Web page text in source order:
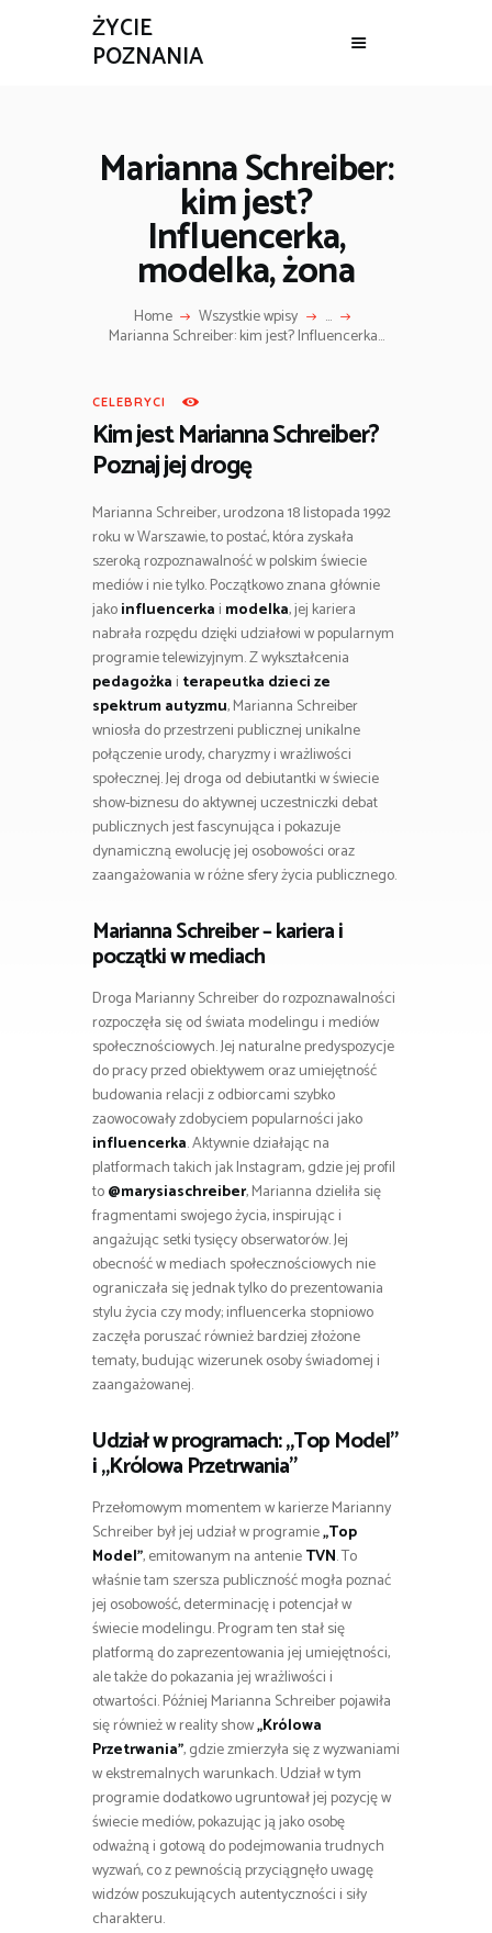
ŻYCIE
POZNANIA
Marianna Schreiber:
kim jest?
Influencerka,
modelka, żona
Home Wszystkie wpisy ...
Marianna Schreiber: kim jest? Influencerka...
ŻYCIE POZNANIA
REMONT
WIADOMOŚCI
ZDROWIE
CELEBRYCI
CELEBRYCI
Kim jest Marianna Schreiber?
Poznaj jej drogę
Marianna Schreiber, urodzona 18 listopada 1992
roku w Warszawie, to postać, która zyskała
szeroką rozpoznawalność w polskim świecie
mediów i nie tylko. Początkowo znana głównie
jakoinfluencerka i modelka, jej kariera
nabrała rozpędu dzięki udziałowi w popularnym
programie telewizyjnym. Z wykształcenia
pedagożka i terapeutka dzieci ze
spektrum autyzmu, Marianna Schreiber
wniosła do przestrzeni publicznej unikalne
połączenie urody, charyzmy i wrażliwości
społecznej. Jej droga od debiutantki w świecie
show-biznesu do aktywnej uczestniczki debat
publicznych jest fascynująca i pokazuje
dynamiczną ewolucję jej osobowości oraz
zaangażowania w różne sfery życia publicznego.
Marianna Schreiber – kariera i
początki w mediach
Droga Marianny Schreiber do rozpoznawalności
rozpoczęła się od świata modelingu i mediów
społecznościowych. Jej naturalne predyspozycje
do pracy przed obiektywem oraz umiejętność
budowania relacji z odbiorcami szybko
zaowocowały zdobyciem popularności jako
influencerka. Aktywnie działając na
platformach takich jak Instagram, gdzie jej profil
to@marysiaschreiber, Marianna dzieliła się
fragmentami swojego życia, inspirując i
angażując setki tysięcy obserwatorów. Jej
obecność w mediach społecznościowych nie
ograniczała się jednak tylko do prezentowania
stylu życia czy mody; influencerka stopniowo
zaczęła poruszać również bardziej złożone
tematy, budując wizerunek osoby świadomej i
zaangażowanej.
Udział w programach: „Top Model”
i „Królowa Przetrwania”
Przełomowym momentem w karierze Marianny
Schreiber był jej udział w programie„Top
Model”, emitowanym na antenieTVN. To
właśnie tam szersza publiczność mogła poznać
jej osobowość, determinację i potencjał w
świecie modelingu. Program ten stał się
platformą do zaprezentowania jej umiejętności,
ale także do pokazania jej wrażliwości i
otwartości. Później Marianna Schreiber pojawiła
się również w reality show„Królowa
Przetrwania”, gdzie zmierzyła się z wyzwaniami
w ekstremalnych warunkach. Udział w tym
programie dodatkowo ugruntował jej pozycję w
świecie mediów, pokazując ją jako osobę
odważną i gotową do podejmowania trudnych
wyzwań, co z pewnością przyciągnęło uwagę
widzów poszukujących autentyczności i siły
charakteru.